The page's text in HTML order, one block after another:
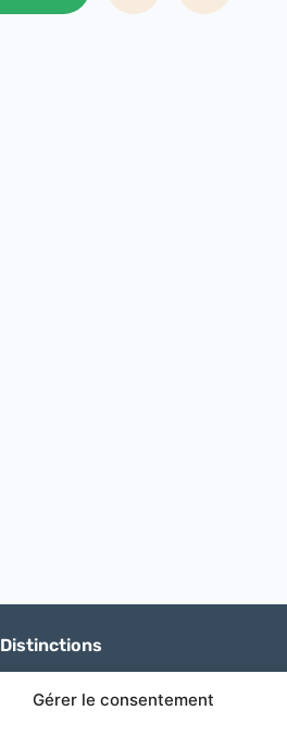
Gérer le consentement
Distinctions